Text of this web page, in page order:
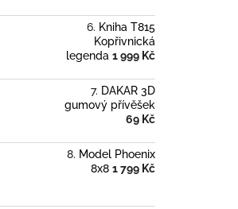
Kniha T815
Kopřivnická
legenda 1 999 Kč
DAKAR 3D
gumový přívěšek
69 Kč
Model Phoenix
8x8 1 799 Kč